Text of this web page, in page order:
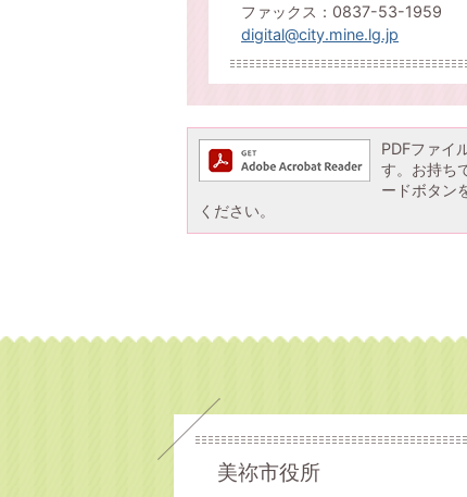
ファックス：0837-53-1959
digital@city.mine.lg.jp
PDFファイ
す。お持ち
ードボタン
ください。
美祢市役所